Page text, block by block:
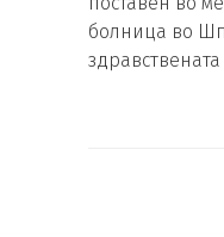
болница во